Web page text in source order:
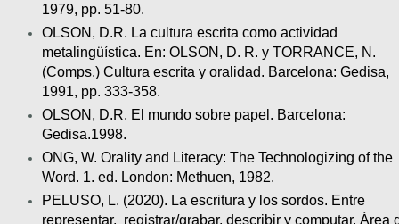
1979, pp. 51-80.
OLSON, D.R. La cultura escrita como actividad
metalingüística. En: OLSON, D. R. y TORRANCE, N.
(Comps.) Cultura escrita y oralidad. Barcelona: Gedisa,
1991, pp. 333-358.
OLSON, D.R. El mundo sobre papel. Barcelona:
Gedisa.1998.
ONG, W. Orality and Literacy: The Technologizing of the
Word. 1. ed. London: Methuen, 1982.
PELUSO, L. (2020). La escritura y los sordos. Entre
representar, registrar/grabar, describir y computar. Área